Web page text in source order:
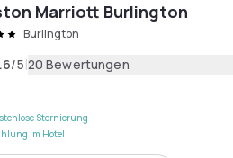
Marriott Burlington
Burlington
/5|20 Bewertungen
Stornierung
im Hotel